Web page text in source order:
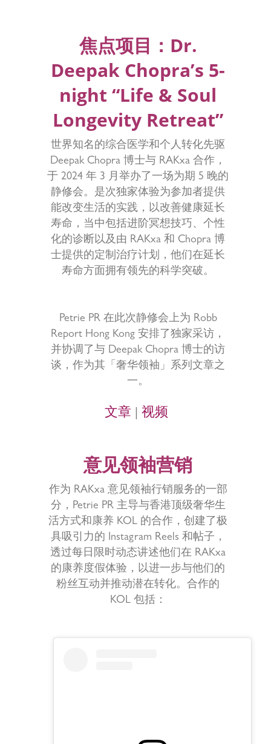
焦点项目：Dr.
Deepak Chopra’s 5-
night “Life & Soul
Longevity Retreat”
世界知名的综合医学和个人转化先驱
Deepak Chopra 博士与 RAKxa 合作，
于 2024 年 3 月举办了一场为期 5 晚的
静修会。是次独家体验为参加者提供
能改变生活的实践，以改善健康延长
寿命，当中包括进阶冥想技巧、个性
化的诊断以及由 RAKxa 和 Chopra 博
士提供的定制治疗计划，他们在延长
寿命方面拥有领先的科学突破。
Petrie PR 在此次静修会上为 Robb
Report Hong Kong 安排了独家采访，
并协调了与 Deepak Chopra 博士的访
谈，作为其「奢华领袖」系列文章之
一。
文章 视频
意见领袖营销
作为 RAKxa 意见领袖行销服务的一部
分，Petrie PR 主导与香港顶级奢华生
活方式和康养 KOL 的合作，创建了极
具吸引力的 Instagram Reels 和帖子，
透过每日限时动态讲述他们在 RAKxa
的康养度假体验，以进一步与他们的
粉丝互动并推动潜在转化。合作的
KOL 包括：